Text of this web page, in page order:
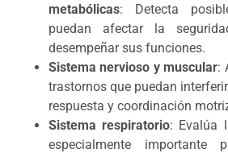
metabólicas: Detecta
puedan afectar la
desempeñar sus funciones.
Sistema nervioso y muscular:
trastornos que puedan
respuesta y coordinación
Sistema respiratorio: Evalúa
especialmente importante